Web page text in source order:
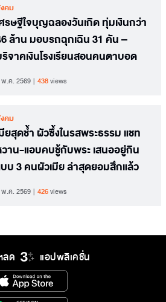
คม
รษฐีใจบุญฉลองวันเกิด ทุ่มเงินกว่า
ล้าน มอบรถฉุกเฉิน 31 คัน –
จาคเงินโรงเรียนสอนคนตาบอด
.ค. 2569 438views
คม
ยสุดช้ำ ผัวซึ้งในรสพระธรรม แชท
าน-แอบคบชู้กับพระ เสนออยู่กิน
บ 3 คนผัวเมีย ล่าสุดยอมสึกแล้ว
.ค. 2569 426views
ลด แอปพลิเคชั่น